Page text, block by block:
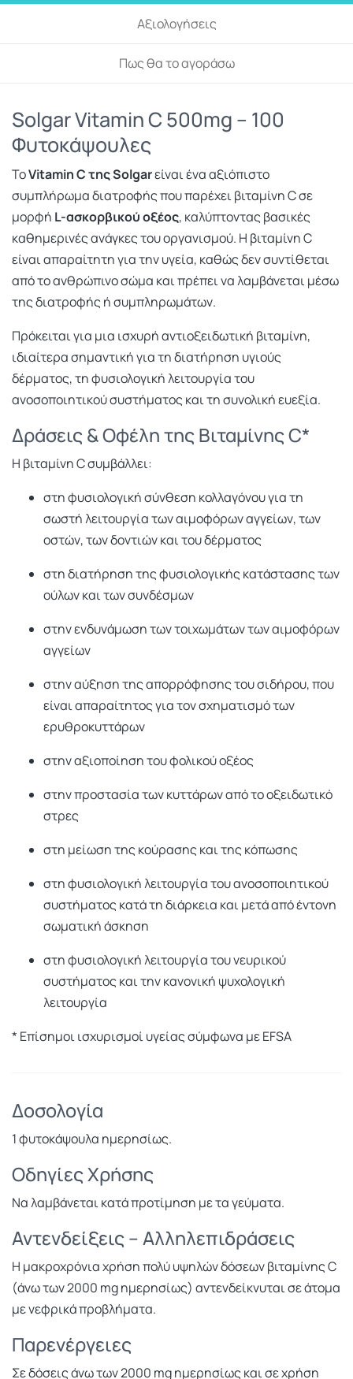
Αξιολογήσεις
Πως θα το αγοράσω
Solgar Vitamin C 500mg – 100
Φυτοκάψουλες
ΤοVitamin C τηςSolgarείναι ένα αξιόπιστο
συμπλήρωμα διατροφής που παρέχει βιταμίνη C σε
μορφή L-ασκορβικού οξέος, καλύπτοντας βασικές
καθημερινές ανάγκες του οργανισμού. Η βιταμίνη C
είναι απαραίτητη για την υγεία, καθώς δεν συντίθεται
από το ανθρώπινο σώμα και πρέπει να λαμβάνεται μέσω
της διατροφής ή συμπληρωμάτων.
Πρόκειται για μια ισχυρή αντιοξειδωτική βιταμίνη,
ιδιαίτερα σημαντική για τη διατήρηση υγιούς
δέρματος, τη φυσιολογική λειτουργία του
ανοσοποιητικού συστήματος και τη συνολική ευεξία.
Δράσεις & Οφέλη της Βιταμίνης C*
Η βιταμίνη C συμβάλλει:
στη φυσιολογική σύνθεση κολλαγόνου για τη
σωστή λειτουργία των αιμοφόρων αγγείων, των
οστών, των δοντιών και του δέρματος
στη διατήρηση της φυσιολογικής κατάστασης των
ούλων και των συνδέσμων
στην ενδυνάμωση των τοιχωμάτων των αιμοφόρων
αγγείων
στην αύξηση της απορρόφησης του σιδήρου, που
είναι απαραίτητος για τον σχηματισμό των
ερυθροκυττάρων
στην αξιοποίηση του φολικού οξέος
στην προστασία των κυττάρων από το οξειδωτικό
στρες
στη μείωση της κούρασης και της κόπωσης
στη φυσιολογική λειτουργία του ανοσοποιητικού
συστήματος κατά τη διάρκεια και μετά από έντονη
σωματική άσκηση
στη φυσιολογική λειτουργία του νευρικού
συστήματος και την κανονική ψυχολογική
λειτουργία
* Επίσημοι ισχυρισμοί υγείας σύμφωνα με EFSA
Δοσολογία
1 φυτοκάψουλα ημερησίως.
Οδηγίες Χρήσης
Να λαμβάνεται κατά προτίμηση με τα γεύματα.
Αντενδείξεις – Αλληλεπιδράσεις
Η μακροχρόνια χρήση πολύ υψηλών δόσεων βιταμίνης C
(άνω των 2000 mg ημερησίως) αντενδείκνυται σε άτομα
με νεφρικά προβλήματα.
Παρενέργειες
Σε δόσεις άνω των 2000 mg ημερησίως και σε χρήση